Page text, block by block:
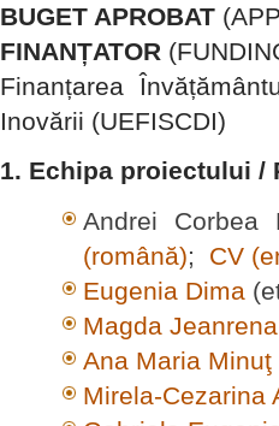
BUGET APROBAT
FINANȚATOR
Finanțarea
Inovării (UEFISCDI)
1. Echipa proiectului /
Andrei Corbea
(română); CV
Eugenia Dima
Magda
Ana Maria Minuţ
Mirela-Cezarina